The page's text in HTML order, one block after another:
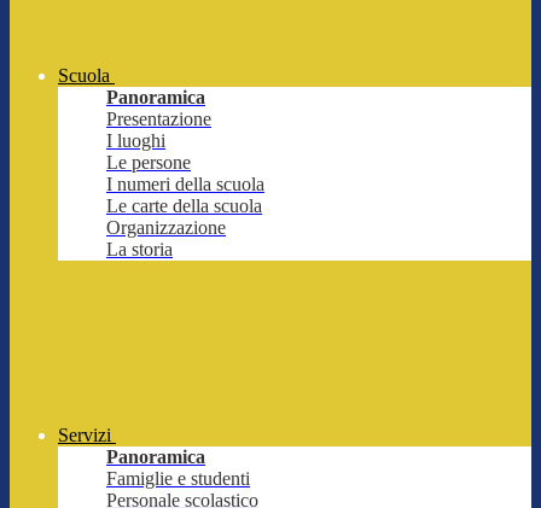
Scuola
Panoramica
Presentazione
I luoghi
Le persone
I numeri della scuola
Le carte della scuola
Organizzazione
La storia
Servizi
Panoramica
Famiglie e studenti
Personale scolastico